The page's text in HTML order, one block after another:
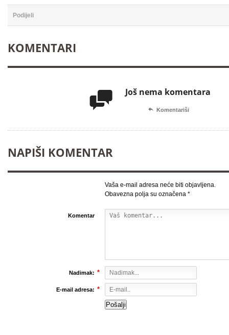
Podijeli
KOMENTARI
 Još nema komentara
 Komentariši
NAPIŠI KOMENTAR
Vaša e-mail adresa neće biti objavljena.
Obavezna polja su označena *
Komentar
Nadimak: *
E-mail adresa: *